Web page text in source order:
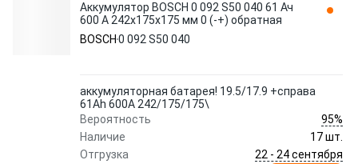
Аккумулятор BOSCH 0 092 S50 040 61 Ач
600 А 242x175x175 мм 0 (-+) обратная
BOSCH 0 092 S50 040
аккумуляторная батарея! 19.5/17.9 +справа
61Ah 600A 242/175/175\
Вероятность
95%
Наличие
17 шт.
Отгрузка
22 - 24 сентября